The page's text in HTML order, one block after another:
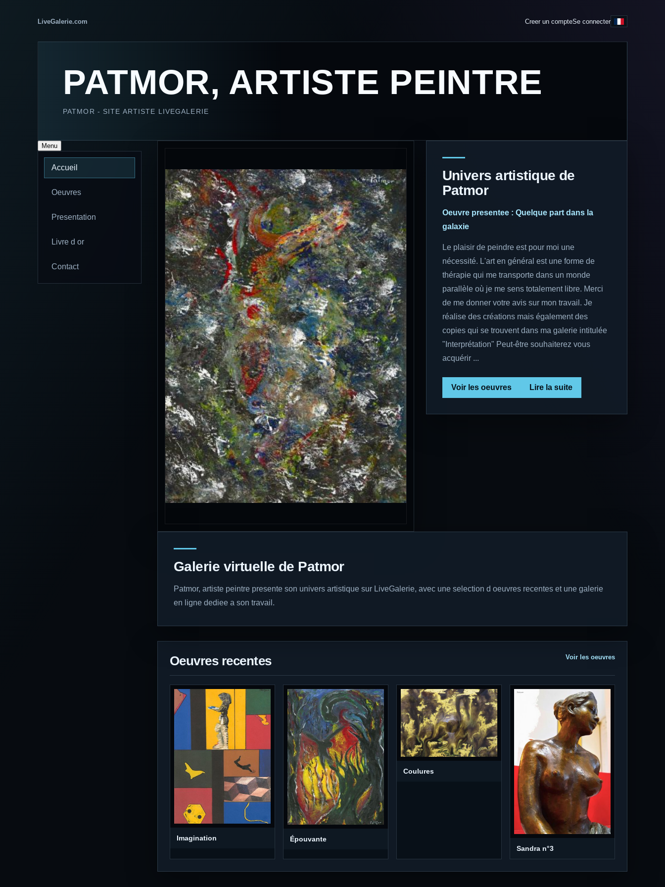
LiveGalerie.com Creer un compteSe connecter
PATMOR, ARTISTE PEINTRE
PATMOR - SITE ARTISTE LIVEGALERIE
Menu
Accueil
Oeuvres
Presentation
Livre d or
Contact
Univers artistique de
Patmor
Oeuvre presentee : Quelque part dans la
galaxie
Le plaisir de peindre est pour moi une
nécessité. L'art en général est une forme de
thérapie qui me transporte dans un monde
parallèle où je me sens totalement libre. Merci
de me donner votre avis sur mon travail. Je
réalise des créations mais également des
copies qui se trouvent dans ma galerie intitulée
"Interprétation" Peut-être souhaiterez vous
acquérir ...
Voir les oeuvres Lire la suite
Galerie virtuelle de Patmor
Patmor, artiste peintre presente son univers artistique sur LiveGalerie, avec une selection d oeuvres recentes et une galerie
en ligne dediee a son travail.
Oeuvres recentes Voir les oeuvres
Imagination Épouvante
Coulures
Sandra n°3